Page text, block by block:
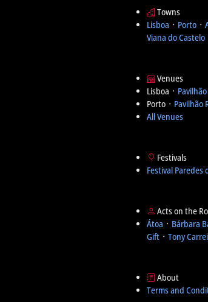
Towns
Lisboa ᛫ Porto ᛫
Viana do Castelo
Venues
Lisboa ᛫
Porto ᛫ Pavilhão
All Venues
Festivals
Festival Paredes
Acts on the
Átoa ᛫ Bárbara
Gift ᛫ Tony
About
Terms and